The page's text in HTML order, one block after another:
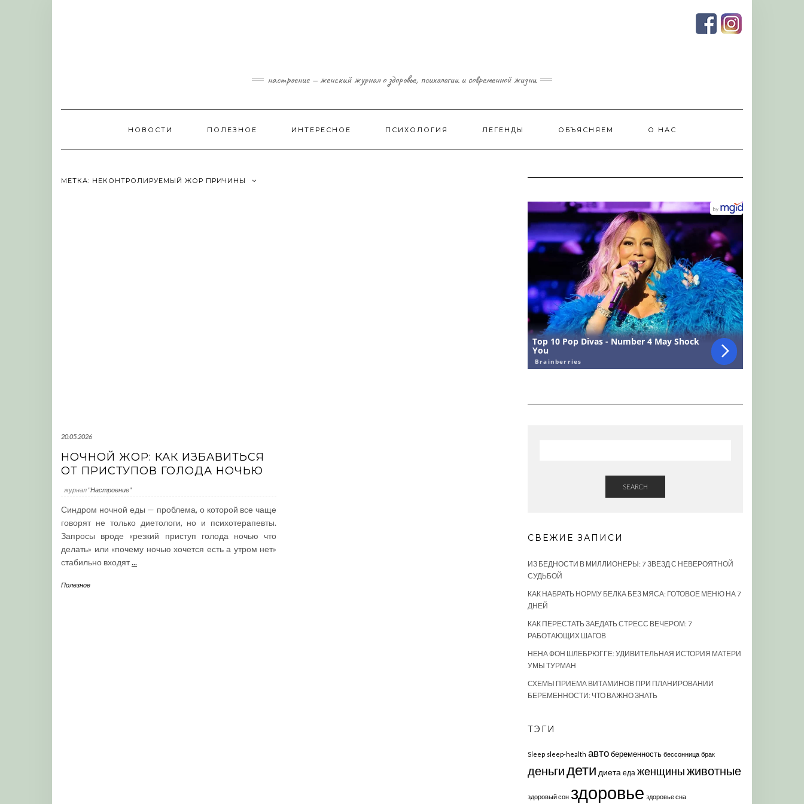
настроение — женский журнал о здоровье, психологии и современной жизни
НОВОСТИ ПОЛЕЗНОЕ ИНТЕРЕСНОЕ ПСИХОЛОГИЯ ЛЕГЕНДЫ ОБЪЯСНЯЕМ О НАС
МЕТКА: НЕКОНТРОЛИРУЕМЫЙ ЖОР ПРИЧИНЫ
20.05.2026
НОЧНОЙ ЖОР: КАК ИЗБАВИТЬСЯ
ОТ ПРИСТУПОВ ГОЛОДА НОЧЬЮ
журнал "Настроение"
Синдром ночной еды — проблема, о которой все чаще
говорят не только диетологи, но и психотерапевты.
Запросы вроде «резкий приступ голода ночью что
делать» или «почему ночью хочется есть а утром нет»
стабильно входят...
Полезное
SEARCH
СВЕЖИЕ ЗАПИСИ
ИЗ БЕДНОСТИ В МИЛЛИОНЕРЫ: 7 ЗВЕЗД С НЕВЕРОЯТНОЙ
СУДЬБОЙ
КАК НАБРАТЬ НОРМУ БЕЛКА БЕЗ МЯСА: ГОТОВОЕ МЕНЮ НА 7
ДНЕЙ
КАК ПЕРЕСТАТЬ ЗАЕДАТЬ СТРЕСС ВЕЧЕРОМ: 7
РАБОТАЮЩИХ ШАГОВ
НЕНА ФОН ШЛЕБРЮГГЕ: УДИВИТЕЛЬНАЯ ИСТОРИЯ МАТЕРИ
УМЫ ТУРМАН
СХЕМЫ ПРИЕМА ВИТАМИНОВ ПРИ ПЛАНИРОВАНИИ
БЕРЕМЕННОСТИ: ЧТО ВАЖНО ЗНАТЬ
ТЭГИ
Sleep sleep-health автобеременность бессонница брак
деньгидети диета еда женщиныживотные
здоровый сон здоровье здоровье сна